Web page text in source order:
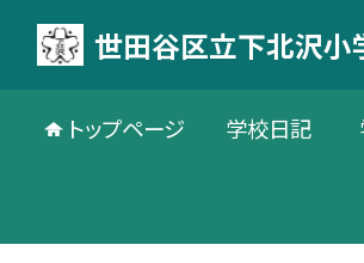
世田谷区立下北沢小
トップページ 学校日記